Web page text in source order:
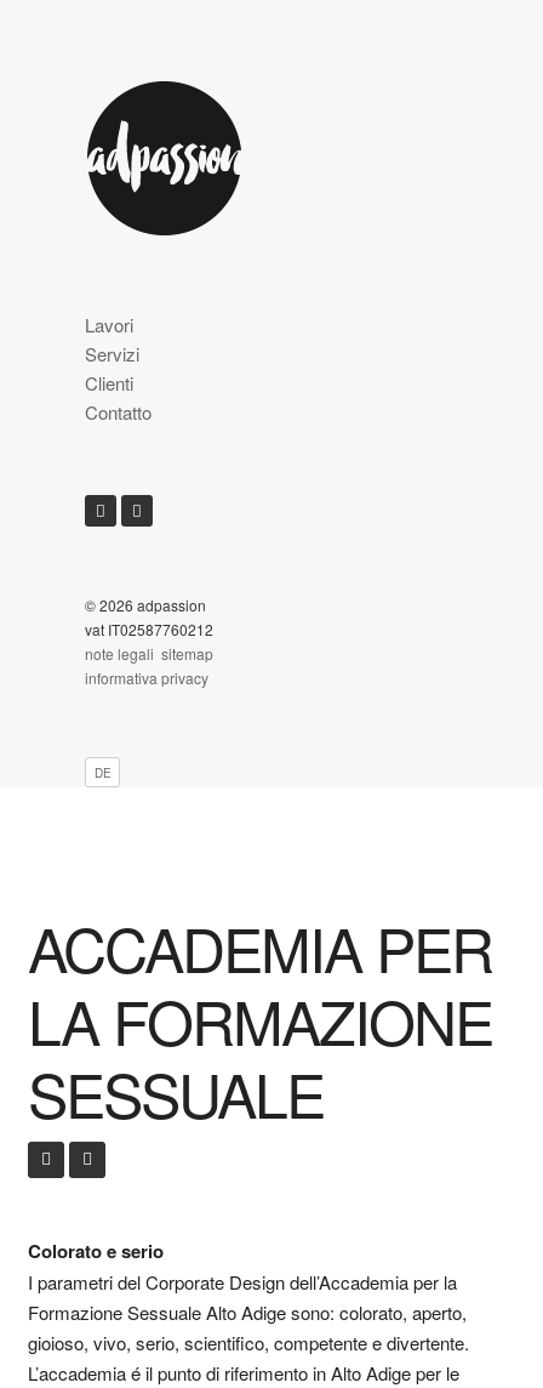
Lavori
Servizi
Clienti
Contatto
© 2026 adpassion
vat IT02587760212
note legali sitemap
informativa privacy
DE
ACCADEMIA PER
LA FORMAZIONE
SESSUALE
Colorato e serio
I parametri del Corporate Design dell’Accademia per la
Formazione Sessuale Alto Adige sono: colorato, aperto,
gioioso, vivo, serio, scientifico, competente e divertente.
L’accademia é il punto di riferimento in Alto Adige per le